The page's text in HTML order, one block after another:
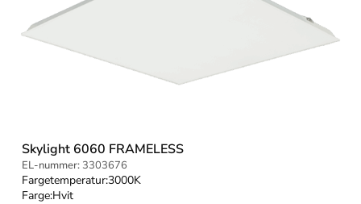
Skylight 6060 FRAMELESS
EL-nummer: 3303676
Fargetemperatur:3000K
Farge:Hvit